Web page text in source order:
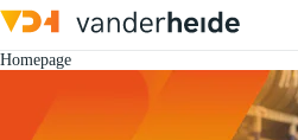
Homepage